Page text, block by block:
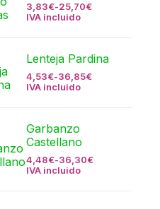
3,83€-25,70€
IVA incluido
Lenteja Pardina
4,53€-36,85€
IVA incluido
Garbanzo
Castellano
4,48€-36,30€
IVA incluido